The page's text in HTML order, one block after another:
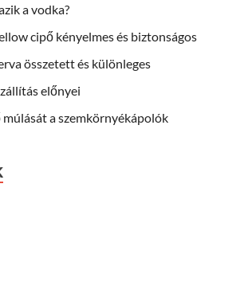
a vodka?
cipő kényelmes és biztonságos
összetett és különleges
előnyei
múlását a szemkörnyékápolók